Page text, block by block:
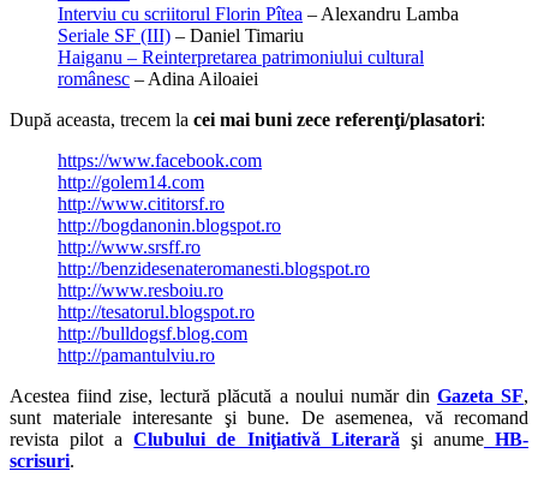
Interviu cu scriitorul Florin Pîtea – Alexandru Lamba
Seriale SF (III) – Daniel Timariu
Haiganu – Reinterpretarea patrimoniului cultural
românesc – Adina Ailoaiei
După aceasta, trecem la cei mai buni zece referenţi/plasatori:
https://www.facebook.com
http://golem14.com
http://www.cititorsf.ro
http://bogdanonin.blogspot.ro
http://www.srsff.ro
http://benzidesenateromanesti.blogspot.ro
http://www.resboiu.ro
http://tesatorul.blogspot.ro
http://bulldogsf.blog.com
http://pamantulviu.ro
Acestea fiind zise, lectură plăcută a noului număr din Gazeta SF,
sunt materiale interesante şi bune. De asemenea, vă recomand
revista pilot aClubului de Iniţiativă Literară şi anume HB-
scrisuri.